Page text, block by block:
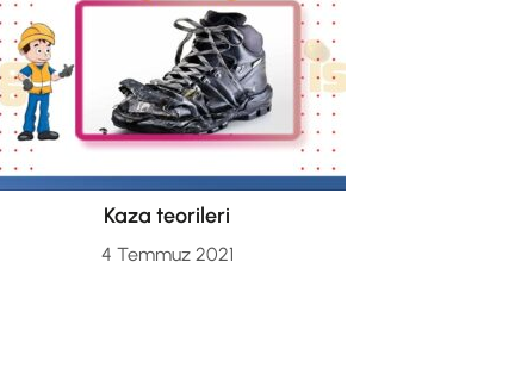
Kaza teorileri
4 Temmuz 2021